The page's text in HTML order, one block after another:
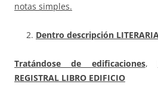
notas simples.
Dentro descripción
Tratándose de edificaciones,
REGISTRAL LIBRO EDIFICIO